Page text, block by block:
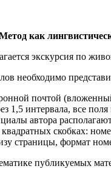
как
экскурсия по
необходимо
почтой
1,5 интервала, все
автора
скобках:
страницы, формат
публикуемых